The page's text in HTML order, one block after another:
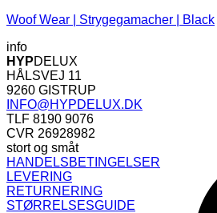
Woof Wear | Strygegamacher | Black
info
HYPDELUX
HÅLSVEJ 11
9260 GISTRUP
INFO@HYPDELUX.DK
TLF 8190 9076
CVR 26928982
stort og småt
HANDELSBETINGELSER
LEVERING
RETURNERING
STØRRELSESGUIDE